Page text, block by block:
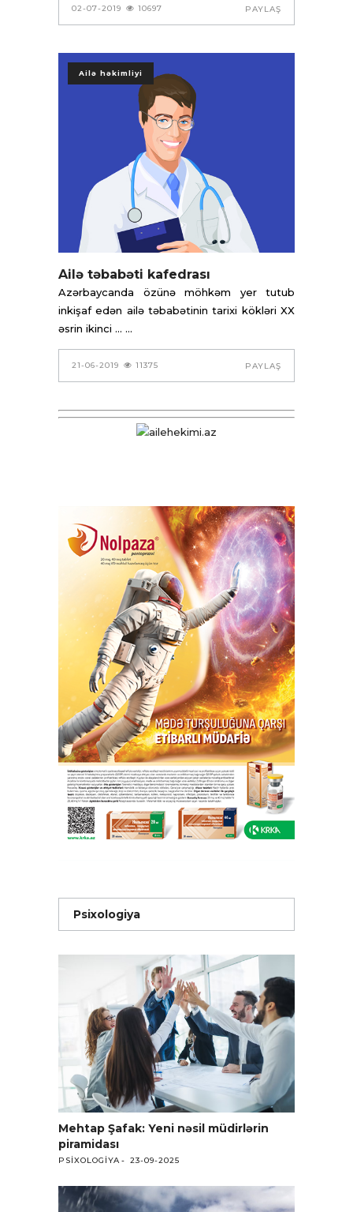
02-07-2019 10697 PAYLAŞ
Ailə həkimliyi
Ailə təbabəti kafedrası
Azərbaycanda özünə möhkəm yer tutub
inkişaf edən ailə təbabətinin tarixi kökləri XX
əsrin ikinci ...
21-06-2019 11375 PAYLAŞ
Psixologiya
Mehtap Şafak: Yeni nəsil müdirlərin
piramidası
PSIXOLOGIYA 23-09-2025